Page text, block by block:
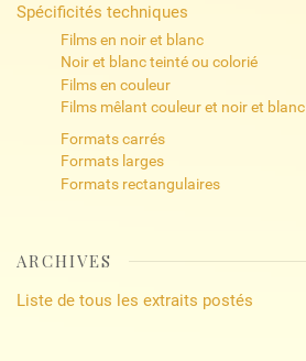
Spécificités techniques
Films en noir et blanc
Noir et blanc teinté ou colorié
Films en couleur
Films mêlant couleur et noir et blanc
Formats carrés
Formats larges
Formats rectangulaires
ARCHIVES
Liste de tous les extraits postés